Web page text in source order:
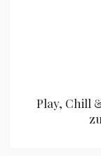
Play, Chill